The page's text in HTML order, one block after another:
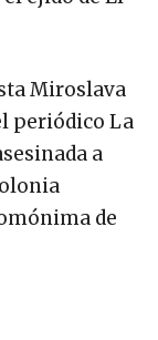
Miroslava
periódico La
a
de